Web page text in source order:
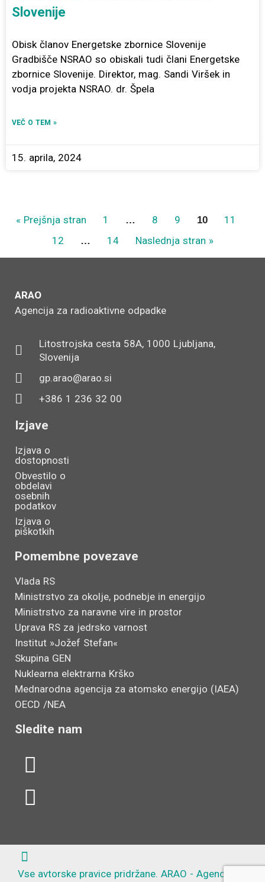
Slovenije
Obisk članov Energetske zbornice Slovenije
Gradbišče NSRAO so obiskali tudi člani Energetske
zbornice Slovenije. Direktor, mag. Sandi Viršek in
vodja projekta NSRAO. dr. Špela
VEČ O TEM »
15. aprila, 2024
« Prejšnja stran 1 … 8 9 10
11
12
… 14 Naslednja stran »
ARAO
Agencija za radioaktivne odpadke
Litostrojska cesta 58A, 1000 Ljubljana,
Slovenija
gp.arao@arao.si
+386 1 236 32 00
Izjave
Izjava o
dostopnosti
Obvestilo o
obdelavi
osebnih
podatkov
Izjava o
piškotkih
Pomembne povezave
Vlada RS
Ministrstvo za okolje, podnebje in energijo
Ministrstvo za naravne vire in prostor
Uprava RS za jedrsko varnost
Institut »Jožef Stefan«
Skupina GEN
Nuklearna elektrarna Krško
Mednarodna agencija za atomsko energijo (IAEA)
OECD /NEA
Sledite nam
L
n
e
d
Y
u
u
b
Vse avtorske pravice pridržane. ARAO - Agencija